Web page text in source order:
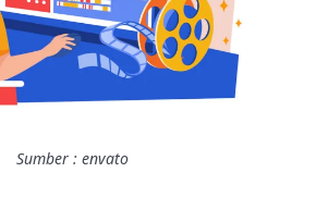
Sumber : envato